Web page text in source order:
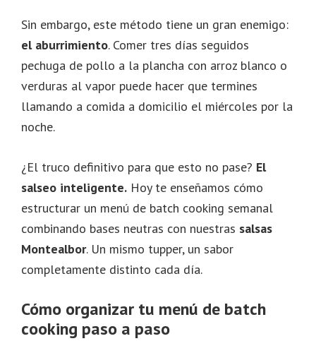
Sin embargo, este método tiene un gran enemigo:
el aburrimiento. Comer tres días seguidos
pechuga de pollo a la plancha con arroz blanco o
verduras al vapor puede hacer que termines
llamando a comida a domicilio el miércoles por la
noche.
¿El truco definitivo para que esto no pase? El
salseo inteligente. Hoy te enseñamos cómo
estructurar un menú de batch cooking semanal
combinando bases neutras con nuestras salsas
Montealbor. Un mismo tupper, un sabor
completamente distinto cada día.
Cómo organizar tu menú de batch
cooking paso a paso